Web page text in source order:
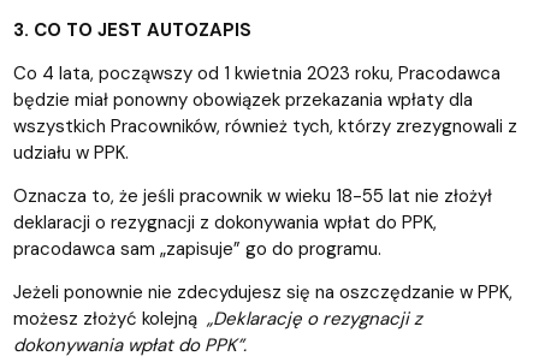
3. CO TO JEST AUTOZAPIS
Co 4 lata, począwszy od 1 kwietnia 2023 roku, Pracodawca
będzie miał ponowny obowiązek przekazania wpłaty dla
wszystkich Pracowników, również tych, którzy zrezygnowali z
udziału w PPK.
Oznacza to, że jeśli pracownik w wieku 18-55 lat nie złożył
deklaracji o rezygnacji z dokonywania wpłat do PPK,
pracodawca sam „zapisuje” go do programu.
Jeżeli ponownie nie zdecydujesz się na oszczędzanie w PPK,
możesz złożyć kolejną „Deklarację o rezygnacji z
dokonywania wpłat do PPK”.